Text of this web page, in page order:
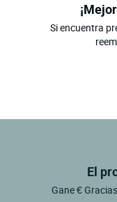
Si encuentra
El
Gane €